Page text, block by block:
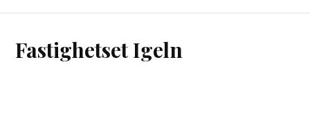
Fastighetset Igeln